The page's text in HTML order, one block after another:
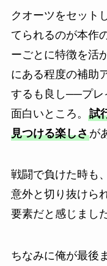
クオーツをセット
てられるのが本作
ーごとに特徴を活
にある程度の補助
するも良し──プレ
面白いところ。 試
見つける楽しさが
戦闘で負けた時も
意外と切り抜けら
要素だと感じました
ちなみに俺が最後